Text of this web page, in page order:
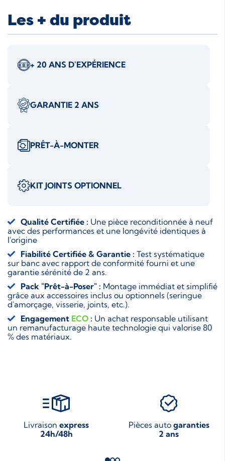
Les + du produit
+ 20 ANS D'EXPÉRIENCE
GARANTIE 2 ANS
PRÊT-À-MONTER
KIT JOINTS OPTIONNEL
Qualité Certifiée : Une pièce reconditionnée à neuf
avec des performances et une longévité identiques à
l'origine
Fiabilité Certifiée & Garantie : Test systématique
sur banc avec rapport de conformité fourni et une
garantie sérénité de 2 ans.
Pack "Prêt-à-Poser" : Montage immédiat et simplifié
grâce aux accessoires inclus ou optionnels (seringue
d'amorçage, visserie, joints, etc.).
Engagement ECO : Un achat responsable utilisant
un remanufacturage haute technologie qui valorise 80
% des matériaux.
Livraison express
24h/48h
Pièces auto garanties
2 ans